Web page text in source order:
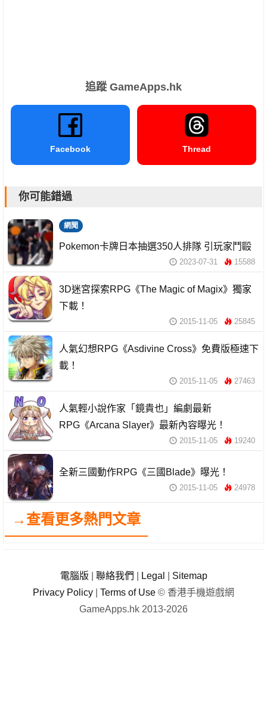
追蹤 GameApps.hk
Facebook Thread
你可能錯過
網聞
Pokemon卡牌日本抽選350人排隊 引玩家鬥毆
2023-07-31 15588
3D迷宮探索RPG《The Magic of Magix》獨家
下載！
2015-11-05 25845
人氣幻想RPG《Asdivine Cross》免費版極速下
載！
2015-11-05 27463
人氣輕小說作家「鏡貴也」編劇最新
RPG《Arcana Slayer》最新內容曝光！
2015-11-05 19240
全新三國動作RPG《三國Blade》曝光！
2015-11-05 24978
→查看更多熱門文章
電腦版 聯絡我們 Legal
Sitemap
Privacy Policy
Terms of Use © 香港手機遊戲網
GameApps.hk 2013-2026